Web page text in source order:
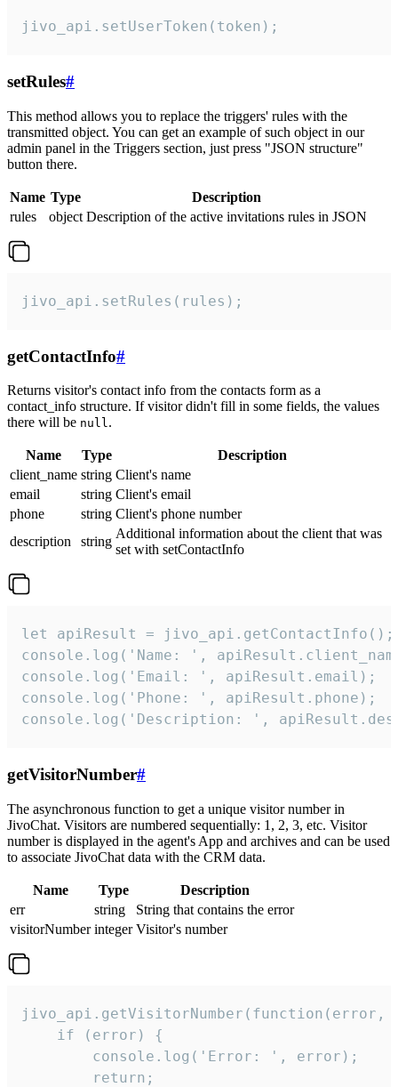
jivo_api.setUserToken(token);
setRules#
This method allows you to replace the triggers' rules with the
transmitted object. You can get an example of such object in our
admin panel in the Triggers section, just press "JSON structure"
button there.
Name Type
Description
rules
object Description of the active invitations rules in JSON
jivo_api.setRules(rules);
getContactInfo#
Returns visitor's contact info from the contacts form as a
contact_info structure. If visitor didn't fill in some fields, the values
there will be null.
Name Type
Description
client_name string Client's name
email
string Client's email
phone
string Client's phone number
description
string
Additional information about the client that was
set with setContactInfo
let apiResult = jivo_api.getContactInfo();
console.log('Name: ',
console.log('Email: ', apiResult.email);
console.log('Phone: ', apiResult.phone);
console.log('Description: ',
getVisitorNumber#
The asynchronous function to get a unique visitor number in
JivoChat. Visitors are numbered sequentially: 1, 2, 3, etc. Visitor
number is displayed in the agent's App and archives and can be used
to associate JivoChat data with the CRM data.
Name Type
Description
err
string
String that contains the error
visitorNumber integer Visitor's number
jivo_api.getVisitorNumber(function(error,
    if (error) {
        console.log('Error: ', error);
        return;